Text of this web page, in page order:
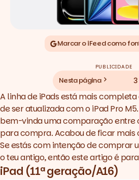
Marcar o iFeed como
PUBLICIDADE
Nesta página
A linha de iPads está mais
de ser atualizada com o iPad Pro
bem-vinda uma comparação entre
para compra. Acabou de ficar mais
Se estás com intenção de comprar
o teu antigo, então este artigo é
iPad (11ª geração/A16)